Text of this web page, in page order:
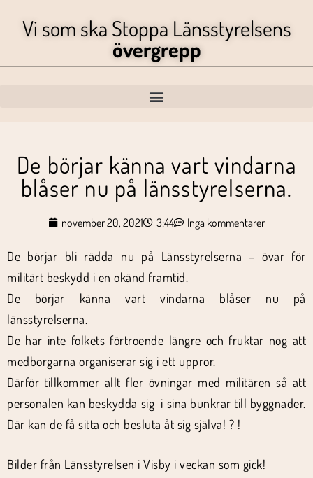
Vi som ska Stoppa Länsstyrelsens
övergrepp
De börjar känna vart vindarna
blåser nu på länsstyrelserna.
november 20, 2021 3:44 Inga kommentarer
De börjar bli rädda nu på Länsstyrelserna – övar för
militärt beskydd i en okänd framtid.
De börjar känna vart vindarna blåser nu på
länsstyrelserna.
De har inte folkets förtroende längre och fruktar nog att
medborgarna organiserar sig i ett uppror.
Därför tillkommer allt fler övningar med militären så att
personalen kan beskydda sig i sina bunkrar till byggnader.
Där kan de få sitta och besluta åt sig själva! ? !
Bilder från Länsstyrelsen i Visby i veckan som gick!